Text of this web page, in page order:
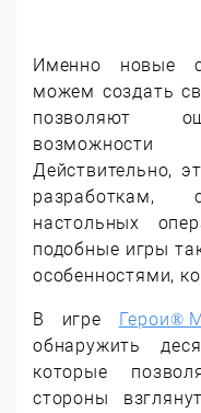
Именно новые
можем создать
позволяют
возможности
Действительно,
настольных
подобные игры
особенностями,
В игре Герои®
обнаружить
которые
стороны